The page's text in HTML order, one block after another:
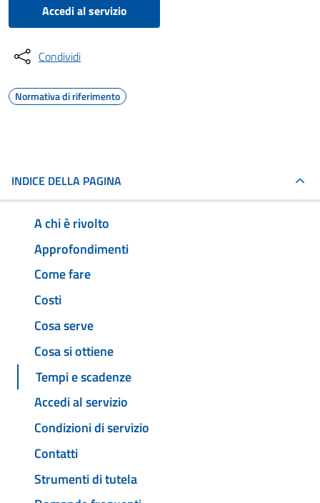
Accedi al servizio
Condividi
Normativa di riferimento
INDICE DELLA PAGINA
A chi è rivolto
Approfondimenti
Come fare
Costi
Cosa serve
Cosa si ottiene
Tempi e scadenze
Accedi al servizio
Condizioni di servizio
Contatti
Strumenti di tutela